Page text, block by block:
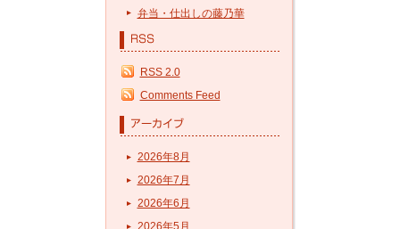
弁当・仕出しの藤乃華
RSS 2.0
Comments Feed
2026年8月
2026年7月
2026年6月
2026年5月